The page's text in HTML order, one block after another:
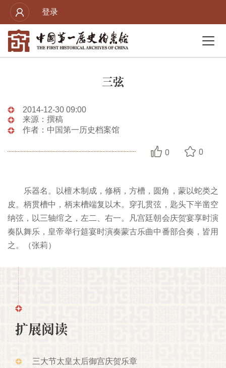
登录
三弦
2014-12-30 09:00
来源：撰稿
作者：中国第一历史档案馆
0 0
乐器名。以檀木制成，修柄，方槽，圆角，蒙以蛇类之
皮。柄贯槽中，柄末槽端复以木。穿孔贯弦，匙头下半凿空
纳弦，以三轴绾之，左二、右一。凡宫廷朝会庆贺宴享时演
奏队舞乐，皇帝举行筵宴时演奏蒙古乐曲中番部合奏，皆用
之。（张莉）
扩展阅读
三大节太皇太后御宫庆贺乐章